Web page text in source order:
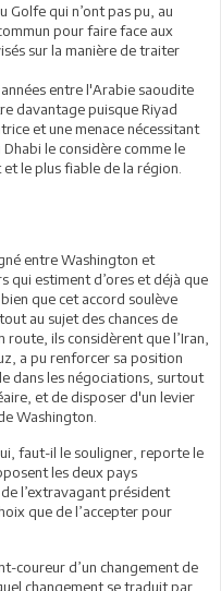
Golfe qui n’ont pas pu, au
pour faire face aux
sur la manière de traiter
entre l'Arabie saoudite
davantage puisque Riyad
et une menace nécessitant
le considère comme le
le plus fiable de la région.
entre Washington et
qui estiment d’ores et déjà que
que cet accord soulève
au sujet des chances de
route, ils considèrent que l’Iran,
a pu renforcer sa position
dans les négociations, surtout
et de disposer d'un levier
Washington.
faut-il le souligner, reporte le
les deux pays
l’extravagant président
que de l’accepter pour
coureur d’un changement de
changement se traduit par